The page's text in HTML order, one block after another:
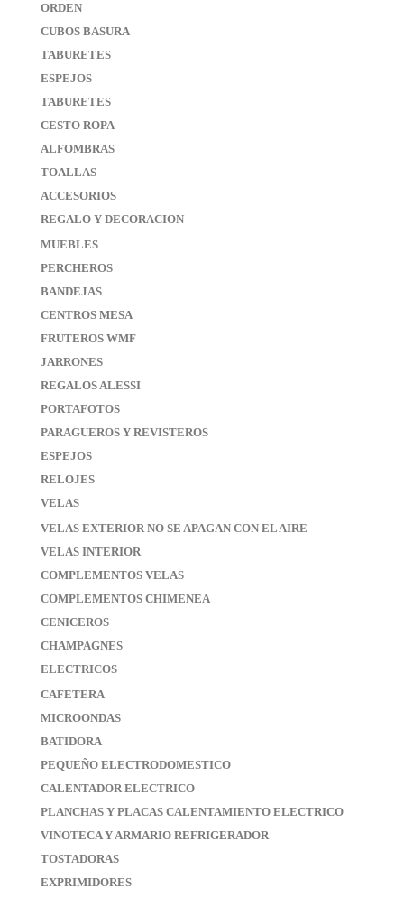
ORDEN
CUBOS BASURA
TABURETES
ESPEJOS
TABURETES
CESTO ROPA
ALFOMBRAS
TOALLAS
ACCESORIOS
REGALO Y DECORACION
MUEBLES
PERCHEROS
BANDEJAS
CENTROS MESA
FRUTEROS WMF
JARRONES
REGALOS ALESSI
PORTAFOTOS
PARAGUEROS Y REVISTEROS
ESPEJOS
RELOJES
VELAS
VELAS EXTERIOR NO SE APAGAN CON EL AIRE
VELAS INTERIOR
COMPLEMENTOS VELAS
COMPLEMENTOS CHIMENEA
CENICEROS
CHAMPAGNES
ELECTRICOS
CAFETERA
MICROONDAS
BATIDORA
PEQUEÑO ELECTRODOMESTICO
CALENTADOR ELECTRICO
PLANCHAS Y PLACAS CALENTAMIENTO ELECTRICO
VINOTECA Y ARMARIO REFRIGERADOR
TOSTADORAS
EXPRIMIDORES